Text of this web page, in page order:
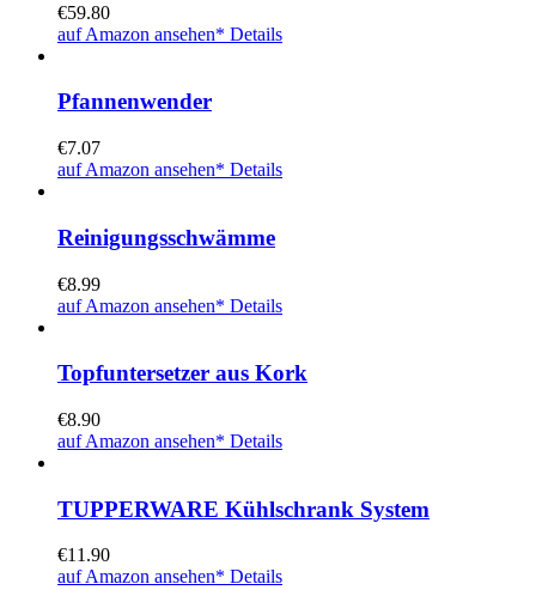
€59.80
auf Amazon ansehen* Details
Pfannenwender
€7.07
auf Amazon ansehen* Details
Reinigungsschwämme
€8.99
auf Amazon ansehen* Details
Topfuntersetzer aus Kork
€8.90
auf Amazon ansehen* Details
TUPPERWARE Kühlschrank System
€11.90
auf Amazon ansehen* Details